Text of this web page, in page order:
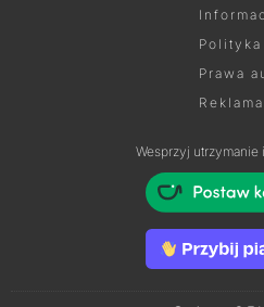
Prawa
Reklama
Wesprzyj utrzymanie